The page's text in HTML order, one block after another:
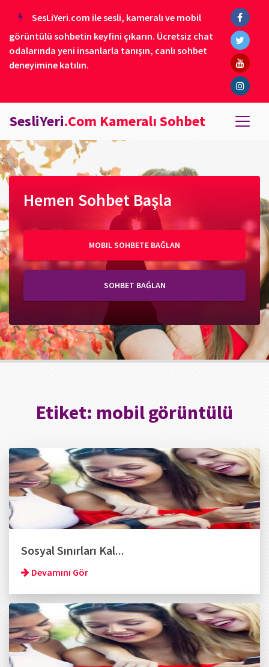
SesLiYeri.com ile sesli, kameralı ve mobil
görüntülü sohbetin keyfini çıkarın. Ücretsiz chat
odalarında yeni insanlarla tanışın, canlı sohbet
deneyimine katılın.
SesliYeri.Com Kameralı Sohbet
Hemen Sohbet Başla
MOBIL SOHBETE BAĞLAN
SOHBET BAĞLAN
Etiket: mobil görüntülü
Sosyal Sınırları Kal...
Devamını Gör